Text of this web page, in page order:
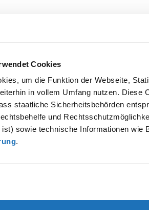
Cookies
um die Funktion der Webseite,
in vollem Umfang nutzen.
staatliche Sicherheitsbehörden
und
sowie technische Informationen
.